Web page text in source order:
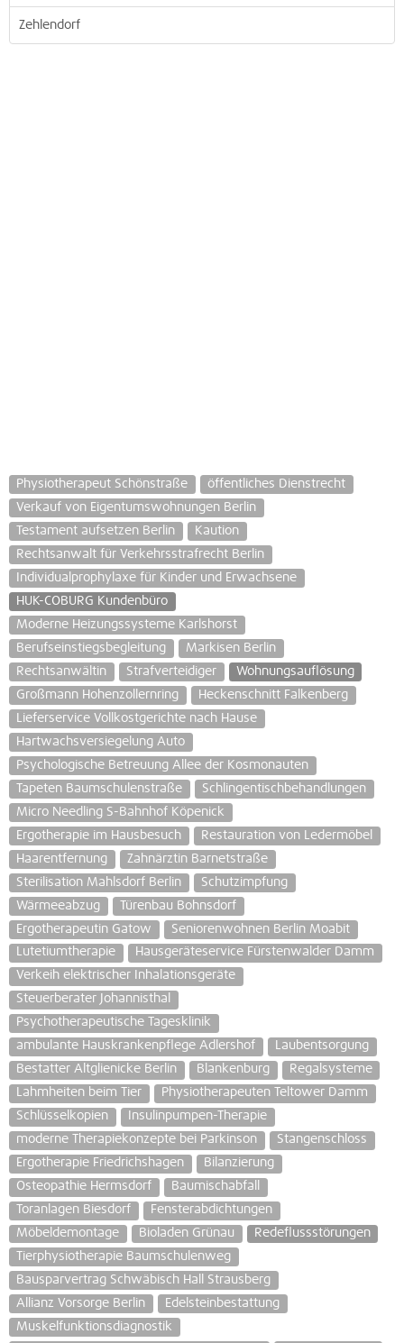
Zehlendorf
Physiotherapeut Schönstraße
öffentliches Dienstrecht
Verkauf von Eigentumswohnungen Berlin
Testament aufsetzen Berlin
Kaution
Rechtsanwalt für Verkehrsstrafrecht Berlin
Individualprophylaxe für Kinder und Erwachsene
HUK-COBURG Kundenbüro
Moderne Heizungssysteme Karlshorst
Berufseinstiegsbegleitung
Markisen Berlin
Rechtsanwältin
Strafverteidiger
Wohnungsauflösung
Großmann Hohenzollernring
Heckenschnitt Falkenberg
Lieferservice Vollkostgerichte nach Hause
Hartwachsversiegelung Auto
Psychologische Betreuung Allee der Kosmonauten
Tapeten Baumschulenstraße
Schlingentischbehandlungen
Micro Needling S-Bahnhof Köpenick
Ergotherapie im Hausbesuch
Restauration von Ledermöbel
Haarentfernung
Zahnärztin Barnetstraße
Sterilisation Mahlsdorf Berlin
Schutzimpfung
Wärmeeabzug
Türenbau Bohnsdorf
Ergotherapeutin Gatow
Seniorenwohnen Berlin Moabit
Lutetiumtherapie
Hausgeräteservice Fürstenwalder Damm
Verkeih elektrischer Inhalationsgeräte
Steuerberater Johannisthal
Psychotherapeutische Tagesklinik
ambulante Hauskrankenpflege Adlershof
Laubentsorgung
Bestatter Altglienicke Berlin
Blankenburg
Regalsysteme
Lahmheiten beim Tier
Physiotherapeuten Teltower Damm
Schlüsselkopien
Insulinpumpen-Therapie
moderne Therapiekonzepte bei Parkinson
Stangenschloss
Ergotherapie Friedrichshagen
Bilanzierung
Osteopathie Hermsdorf
Baumischabfall
Toranlagen Biesdorf
Fensterabdichtungen
Möbeldemontage
Bioladen Grünau
Redeflussstörungen
Tierphysiotherapie Baumschulenweg
Bausparvertrag Schwäbisch Hall Strausberg
Allianz Vorsorge Berlin
Edelsteinbestattung
Muskelfunktionsdiagnostik